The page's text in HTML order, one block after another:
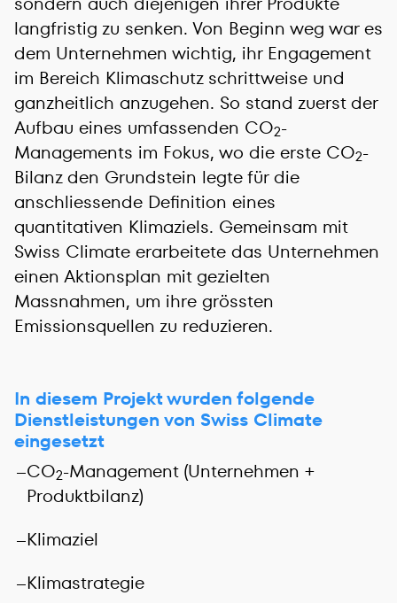
langfristig zu senken. Von Beginn weg war es
dem Unternehmen wichtig, ihr Engagement
im Bereich Klimaschutz schrittweise und
ganzheitlich anzugehen. So stand zuerst der
Aufbau eines umfassenden CO2-
Managements im Fokus, wo die erste CO2-
Bilanz den Grundstein legte für die
anschliessende Definition eines
quantitativen Klimaziels. Gemeinsam mit
Swiss Climate erarbeitete das Unternehmen
einen Aktionsplan mit gezielten
Massnahmen, um ihre grössten
Emissionsquellen zu reduzieren.
In diesem Projekt wurden folgende
Dienstleistungen von Swiss Climate
eingesetzt
CO2-Management (Unternehmen +
Produktbilanz)
Klimaziel
Klimastrategie